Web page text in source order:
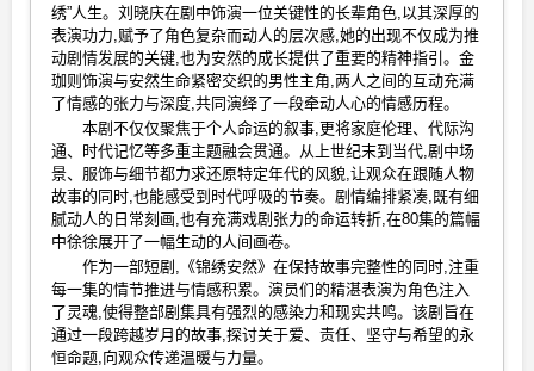
绣”人生。刘晓庆在剧中饰演一位关键性的长辈角色,以其深厚的
表演功力,赋予了角色复杂而动人的层次感,她的出现不仅成为推
动剧情发展的关键,也为安然的成长提供了重要的精神指引。金
珈则饰演与安然生命紧密交织的男性主角,两人之间的互动充满
了情感的张力与深度,共同演绎了一段牵动人心的情感历程。
本剧不仅仅聚焦于个人命运的叙事,更将家庭伦理、代际沟
通、时代记忆等多重主题融会贯通。从上世纪末到当代,剧中场
景、服饰与细节都力求还原特定年代的风貌,让观众在跟随人物
故事的同时,也能感受到时代呼吸的节奏。剧情编排紧凑,既有细
腻动人的日常刻画,也有充满戏剧张力的命运转折,在80集的篇幅
中徐徐展开了一幅生动的人间画卷。
作为一部短剧,《锦绣安然》在保持故事完整性的同时,注重
每一集的情节推进与情感积累。演员们的精湛表演为角色注入
了灵魂,使得整部剧集具有强烈的感染力和现实共鸣。该剧旨在
通过一段跨越岁月的故事,探讨关于爱、责任、坚守与希望的永
恒命题,向观众传递温暖与力量。